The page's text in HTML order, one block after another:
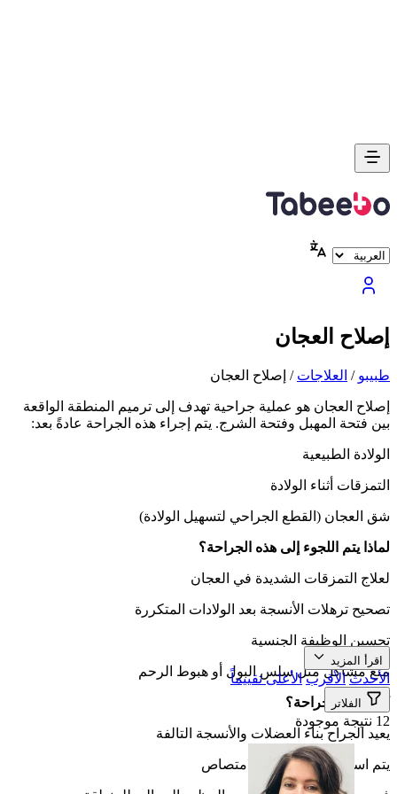
إصلاح العجان
طبیبو / العلاجات / إصلاح العجان
إصلاح العجان هو عملية جراحية تهدف إلى ترميم المنطقة الواقعة
بين فتحة المهبل وفتحة الشرج. يتم إجراء هذه الجراحة عادةً بعد:
الولادة الطبيعية
التمزقات أثناء الولادة
شق العجان (القطع الجراحي لتسهيل الولادة)
لماذا يتم اللجوء إلى هذه الجراحة؟
لعلاج التمزقات الشديدة في العجان
تصحيح ترهلات الأنسجة بعد الولادات المتكررة
تحسين الوظيفة الجنسية
منع مشاكل مثل سلس البول أو هبوط الرحم
كيف تتم الجراحة؟
يعيد الجراح بناء العضلات والأنسجة التالفة
يتم استخدام غرز قابلة للامتصاص
اقرأ المزيد
الأحدث الأقرب الأعلى تقييماً
الفلاتر
12 نتيجة موجودة